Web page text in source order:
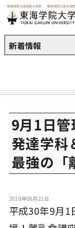
新着情報
9月1日
発達学科
最強の「
2018年08月21日
平成30年9月1